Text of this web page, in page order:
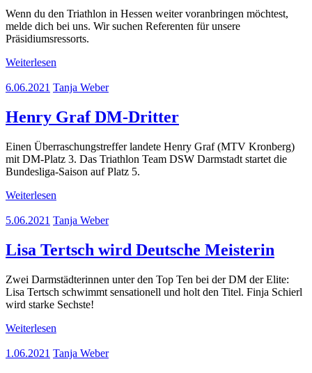
Wenn du den Triathlon in Hessen weiter voranbringen möchtest,
melde dich bei uns. Wir suchen Referenten für unsere
Präsidiumsressorts.
Weiterlesen
6.06.2021 Tanja Weber
Henry Graf DM-Dritter
Einen Überraschungstreffer landete Henry Graf (MTV Kronberg)
mit DM-Platz 3. Das Triathlon Team DSW Darmstadt startet die
Bundesliga-Saison auf Platz 5.
Weiterlesen
5.06.2021 Tanja Weber
Lisa Tertsch wird Deutsche Meisterin
Zwei Darmstädterinnen unter den Top Ten bei der DM der Elite:
Lisa Tertsch schwimmt sensationell und holt den Titel. Finja Schierl
wird starke Sechste!
Weiterlesen
1.06.2021 Tanja Weber